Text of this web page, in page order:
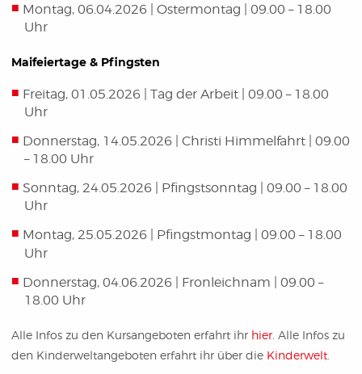
Montag, 06.04.2026 | Ostermontag | 09.00 – 18.00
Uhr
Maifeiertage & Pfingsten
Freitag, 01.05.2026 | Tag der Arbeit | 09.00 – 18.00
Uhr
Donnerstag, 14.05.2026 | Christi Himmelfahrt | 09.00
– 18.00 Uhr
Sonntag, 24.05.2026 | Pfingstsonntag | 09.00 – 18.00
Uhr
Montag, 25.05.2026 | Pfingstmontag | 09.00 – 18.00
Uhr
Donnerstag, 04.06.2026 | Fronleichnam | 09.00 –
18.00 Uhr
Alle Infos zu den Kursangeboten erfahrt ihr hier . Alle Infos zu
den Kinderweltangeboten erfahrt ihr über die Kinderwelt